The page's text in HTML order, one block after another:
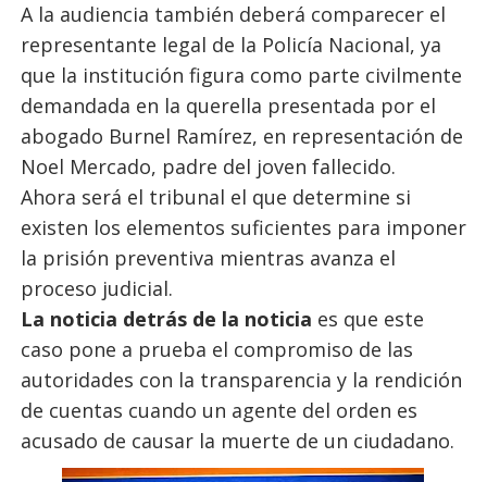
A la audiencia también deberá comparecer el
representante legal de la Policía Nacional, ya
que la institución figura como parte civilmente
demandada en la querella presentada por el
abogado Burnel Ramírez, en representación de
Noel Mercado, padre del joven fallecido.
Ahora será el tribunal el que determine si
existen los elementos suficientes para imponer
la prisión preventiva mientras avanza el
proceso judicial.
La noticia detrás de la noticia es que este
caso pone a prueba el compromiso de las
autoridades con la transparencia y la rendición
de cuentas cuando un agente del orden es
acusado de causar la muerte de un ciudadano.